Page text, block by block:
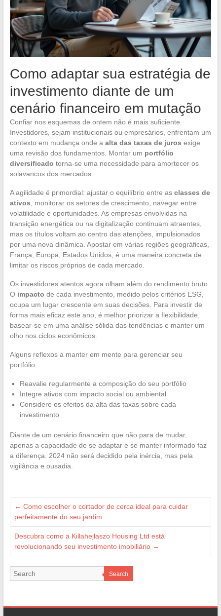
Como adaptar sua estratégia de
investimento diante de um
cenário financeiro em mutação
Confiar nos esquemas de ontem não é mais suficiente.
Investidores, sejam institucionais ou empresários, enfrentam um
contexto em mudança onde a alta das taxas de juros exige
uma revisão dos fundamentos. Montar um portfólio
diversificado torna-se uma necessidade para amortecer os
solavancos dos mercados.
A agilidade é primordial: ajustar o equilíbrio entre as classes de
ativos , monitorar os setores de crescimento, navegar entre
volatilidade e oportunidades. As empresas envolvidas na
transição energética ou na digitalização continuam atraentes,
mas os títulos voltam ao centro das atenções, impulsionados
por uma nova dinâmica. Apostar em várias regiões geográficas,
França, Europa, Estados Unidos, é uma maneira concreta de
limitar os riscos próprios de cada mercado.
Os investidores atentos agora olham além do rendimento bruto.
O impacto de cada investimento, medido pelos critérios ESG,
ocupa um lugar crescente em suas decisões. Para investir de
forma mais eficaz este ano, é melhor priorizar a flexibilidade,
basear-se em uma análise sólida das tendências e manter um
olho nos ciclos econômicos.
Alguns reflexos a manter em mente para gerenciar seu
portfólio:
Reavalie regularmente a composição do seu portfólio
Integre ativos com impacto social ou ambiental
Considere os efeitos da alta das taxas sobre cada
investimento
Diante de um cenário financeiro que não para de mudar,
apenas a capacidade de se adaptar e se manter informado faz
a diferença. 2024 não será decidido pela inércia, mas pela
vigilância e ousadia.
← Como escolher o cortador de cerca ideal para cuidar
perfeitamente do seu jardim
Descubra como a Killahejlaszo Housing Ltd está
revolucionando seu investimento imobiliário →
Search